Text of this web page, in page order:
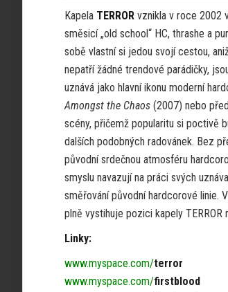
Kapela TERROR vznikla v roce 2002
směsicí „old school“ HC, thrashe a
sobě vlastní si jedou svojí cestou,
nepatří žádné trendové parádičky,
uznává jako hlavní ikonu moderní
Amongst the Chaos (2007) nebo
scény, přičemž popularitu si poctivě
dalších podobných radovánek. Bez
původní srdečnou atmosféru
smyslu navazují na práci svých
směřování původní hardcorové linie.
plně vystihuje pozici kapely TERROR
Linky:
www.myspace.com/terror
www.myspace.com/firstblood